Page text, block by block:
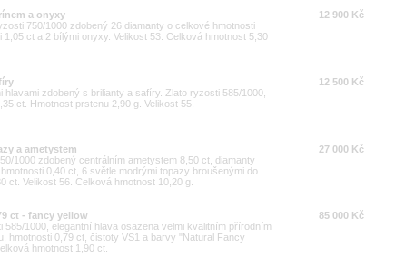
a onyxy
750/1000 zdobený 26 diamanty o celkové hmotnosti
ct a 2 bílými onyxy. Velikost 53. Celková hmotnost 5,30
12 900 Kč
zdobený s brilianty a safíry. Zlato ryzosti 585/1000,
ct. Hmotnost prstenu 2,90 g. Velikost 55.
12 500 Kč
a ametystem
1000 zdobený centrálním ametystem 8,50 ct, diamanty
0,40 ct, 6 světle modrými topazy broušenými do
ct. Velikost 56. Celková hmotnost 10,20 g.
27 000 Kč
ct - fancy yellow
585/1000, elegantní hlava osazena velmi kvalitním přírodním
hmotnosti 0,79 ct, čistoty VS1 a barvy "Natural Fancy
hmotnost 1,90 ct.
85 000 Kč